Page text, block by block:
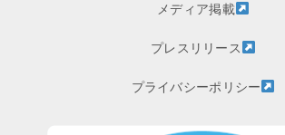
メディア掲載
プレスリリース
プライバシーポリシー